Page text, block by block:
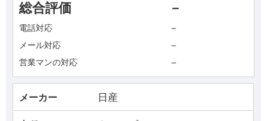
総合評価 －
電話対応 －
メール対応 －
営業マンの対応 －
メーカー 日産